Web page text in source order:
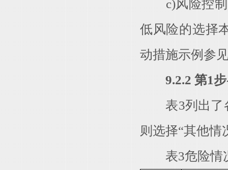
c)风险控制:
低风险的选择
动措施示例参
9.2.2 第1
表3列出了各
则选择“其他情
表3危险情